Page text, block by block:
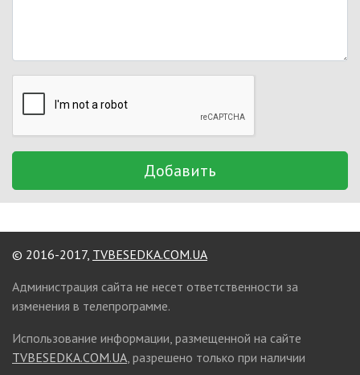
Добавить
© 2016-2017, TVBESEDKA.COM.UA
Администрация сайта не несет ответственности за
изменения в телепрограмме.
Использование информации, размещенной на сайте
TVBESEDKA.COM.UA , разрешено только при наличии